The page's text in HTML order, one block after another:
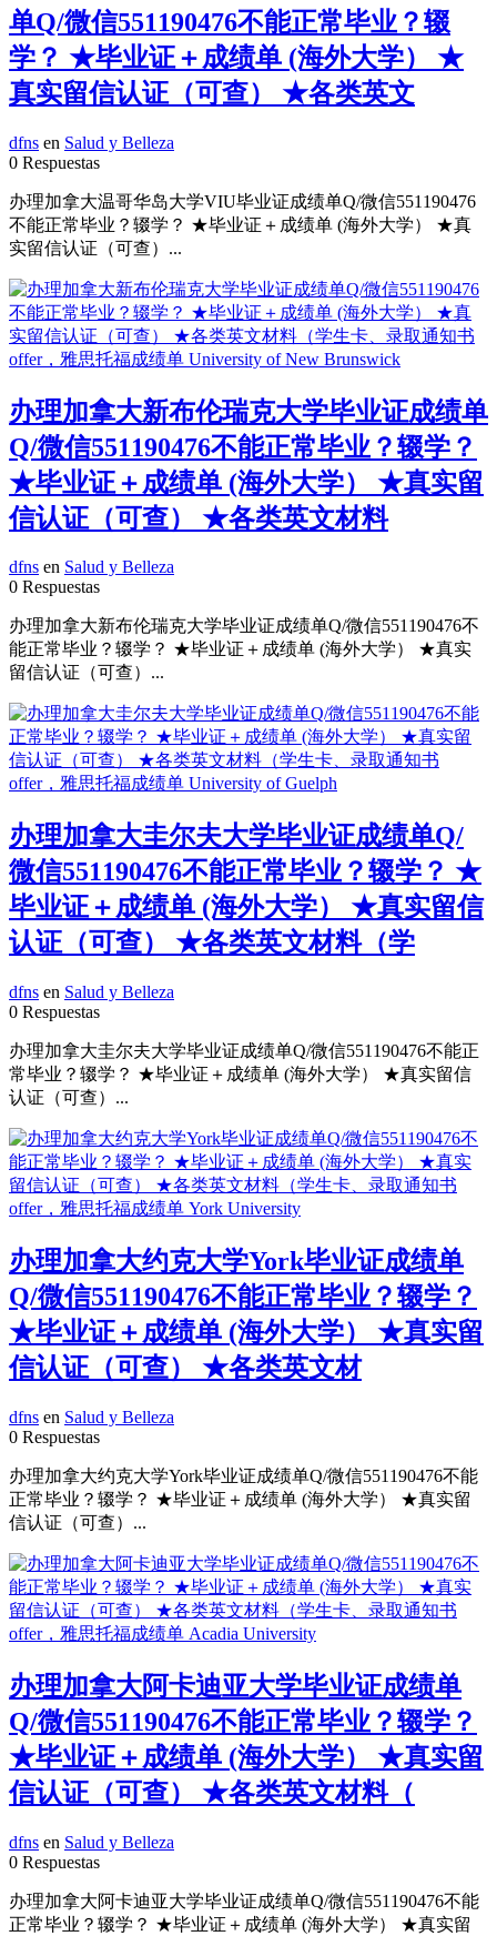
单Q/微信551190476不能正常毕业？辍
学？ ★毕业证＋成绩单 (海外大学） ★
真实留信认证（可查） ★各类英文
dfns en Salud y Belleza
0 Respuestas
办理加拿大温哥华岛大学VIU毕业证成绩单Q/微信551190476
不能正常毕业？辍学？ ★毕业证＋成绩单 (海外大学） ★真
实留信认证（可查）...
办理加拿大新布伦瑞克大学毕业证成绩单
Q/微信551190476不能正常毕业？辍学？
★毕业证＋成绩单 (海外大学） ★真实留
信认证（可查） ★各类英文材料
dfns en Salud y Belleza
0 Respuestas
办理加拿大新布伦瑞克大学毕业证成绩单Q/微信551190476不
能正常毕业？辍学？ ★毕业证＋成绩单 (海外大学） ★真实
留信认证（可查）...
办理加拿大圭尔夫大学毕业证成绩单Q/
微信551190476不能正常毕业？辍学？ ★
毕业证＋成绩单 (海外大学） ★真实留信
认证（可查） ★各类英文材料（学
dfns en Salud y Belleza
0 Respuestas
办理加拿大圭尔夫大学毕业证成绩单Q/微信551190476不能正
常毕业？辍学？ ★毕业证＋成绩单 (海外大学） ★真实留信
认证（可查）...
办理加拿大约克大学York毕业证成绩单
Q/微信551190476不能正常毕业？辍学？
★毕业证＋成绩单 (海外大学） ★真实留
信认证（可查） ★各类英文材
dfns en Salud y Belleza
0 Respuestas
办理加拿大约克大学York毕业证成绩单Q/微信551190476不能
正常毕业？辍学？ ★毕业证＋成绩单 (海外大学） ★真实留
信认证（可查）...
办理加拿大阿卡迪亚大学毕业证成绩单
Q/微信551190476不能正常毕业？辍学？
★毕业证＋成绩单 (海外大学） ★真实留
信认证（可查） ★各类英文材料（
dfns en Salud y Belleza
0 Respuestas
办理加拿大阿卡迪亚大学毕业证成绩单Q/微信551190476不能
正常毕业？辍学？ ★毕业证＋成绩单 (海外大学） ★真实留